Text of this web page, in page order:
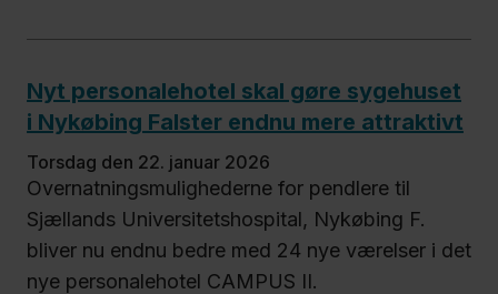
Nyt personalehotel skal gøre sygehuset
i Nykøbing Falster endnu mere attraktivt
torsdag den 22. januar 2026
Overnatningsmulighederne for pendlere til
Sjællands Universitetshospital, Nykøbing F.
bliver nu endnu bedre med 24 nye værelser i det
nye personalehotel CAMPUS II.